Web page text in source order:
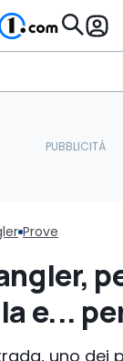
Prove
e...
uno dei